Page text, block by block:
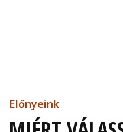
Előnyeink